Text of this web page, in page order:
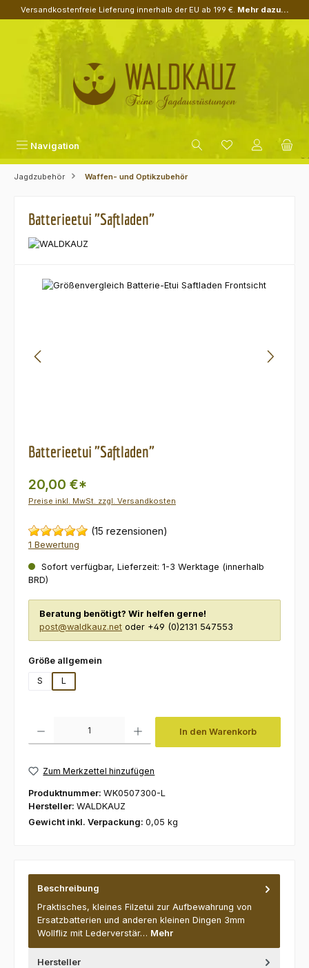
Zum Hauptinhalt springen
Versandkostenfreie Lieferung innerhalb der EU ab 199 €. Mehr dazu...
Navigation
Jagdzubehör Waffen- und Optikzubehör
Batterieetui "Saftladen"
Bildergalerie überspringen
Batterieetui "Saftladen"
20,00 €*
Preise inkl. MwSt. zzgl. Versandkosten
(15 rezensionen)
1 Bewertung
Sofort verfügbar, Lieferzeit: 1-3 Werktage (innerhalb
BRD)
Beratung benötigt? Wir helfen gerne!
post@waldkauz.net oder +49 (0)2131 547553
Größe allgemein
S
L
In den Warenkorb
Zum Merkzettel hinzufügen
Produktnummer: WK0507300-L
Hersteller: WALDKAUZ
Gewicht inkl. Verpackung: 0,05 kg
Beschreibung
Praktisches, kleines Filzetui zur Aufbewahrung von
Ersatzbatterien und anderen kleinen Dingen 3mm
Wollfliz mit Lederverstär… Mehr
Hersteller